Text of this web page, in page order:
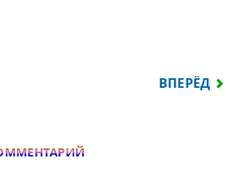
— ОНЕМЕВШАЯ
ВПЕРЁД